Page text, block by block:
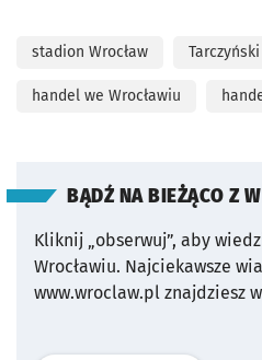
stadion Wrocław
handel we Wrocławiu
BĄDŹ NA BIEŻĄCO Z
Kliknij „obserwuj”, aby
Wrocławiu. Najciekawsze
www.wroclaw.pl znajdziesz